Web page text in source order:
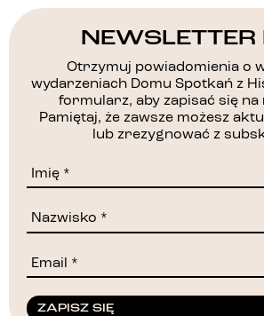
NEWSLETTER
Otrzymuj powiadomienia o
wydarzeniach Domu Spotkań z
formularz, aby zapisać się na
Pamiętaj, że zawsze możesz
lub zrezygnować z
ZAPISZ SIĘ